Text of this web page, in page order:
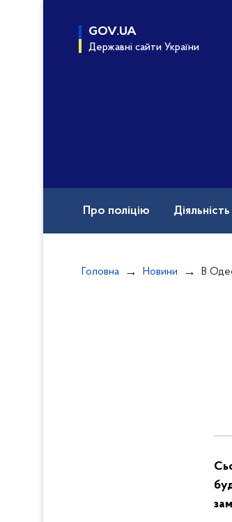
GOV.UA
Державні сайти України
Про поліцію Діяльність
Головна Новини В Одесі